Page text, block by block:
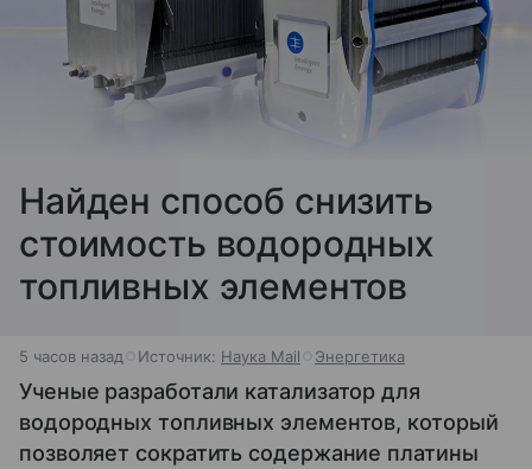
Найден способ снизить
стоимость водородных
топливных элементов
5 часов назад Источник: Наука Mail Энергетика
Ученые разработали катализатор для
водородных топливных элементов, который
позволяет сократить содержание платины